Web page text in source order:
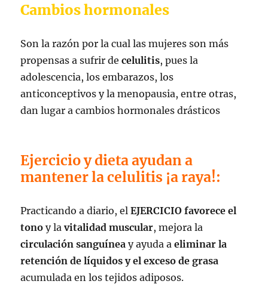
Cambios hormonales
Son la razón por la cual las mujeres son más
propensas a sufrir decelulitis, pues la
adolescencia, los embarazos, los
anticonceptivos y la menopausia, entre otras,
dan lugar a cambios hormonales drásticos
Ejercicio y dieta ayudan a
mantener la celulitis ¡a raya!:
Practicando a diario, elEJERCICIO favorece el
tono y lavitalidad muscular, mejora la
circulación sanguínea y ayuda aeliminar la
retención de líquidos y el exceso de grasa
acumulada en los tejidos adiposos.